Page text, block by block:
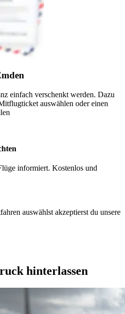
einfach verschenkt werden. Dazu
auswählen oder einen
informiert. Kostenlos und
auswählst akzeptierst du unsere
hinterlassen